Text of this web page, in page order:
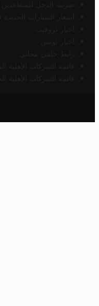
ضريبة الدخل
أسعار السيارات
أخبار تروفيت
أخبار تونس
رابط خلفي مجاني
قائمة الشركات الأهلية
قائمة الشركات الأهلية